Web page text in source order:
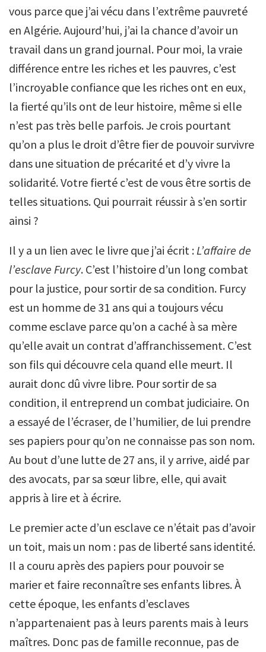
vous parce que j’ai vécu dans l’extrême pauvreté
en Algérie. Aujourd’hui, j’ai la chance d’avoir un
travail dans un grand journal. Pour moi, la vraie
différence entre les riches et les pauvres, c’est
l’incroyable confiance que les riches ont en eux,
la fierté qu’ils ont de leur histoire, même si elle
n’est pas très belle parfois. Je crois pourtant
qu’on a plus le droit d’être fier de pouvoir survivre
dans une situation de précarité et d’y vivre la
solidarité. Votre fierté c’est de vous être sortis de
telles situations. Qui pourrait réussir à s’en sortir
ainsi ?
Il y a un lien avec le livre que j’ai écrit : L’affaire de
l’esclave Furcy. C’est l’histoire d’un long combat
pour la justice, pour sortir de sa condition. Furcy
est un homme de 31 ans qui a toujours vécu
comme esclave parce qu’on a caché à sa mère
qu’elle avait un contrat d’affranchissement. C’est
son fils qui découvre cela quand elle meurt. Il
aurait donc dû vivre libre. Pour sortir de sa
condition, il entreprend un combat judiciaire. On
a essayé de l’écraser, de l’humilier, de lui prendre
ses papiers pour qu’on ne connaisse pas son nom.
Au bout d’une lutte de 27 ans, il y arrive, aidé par
des avocats, par sa sœur libre, elle, qui avait
appris à lire et à écrire.
Le premier acte d’un esclave ce n’était pas d’avoir
un toit, mais un nom : pas de liberté sans identité.
Il a couru après des papiers pour pouvoir se
marier et faire reconnaître ses enfants libres. À
cette époque, les enfants d’esclaves
n’appartenaient pas à leurs parents mais à leurs
maîtres. Donc pas de famille reconnue, pas de